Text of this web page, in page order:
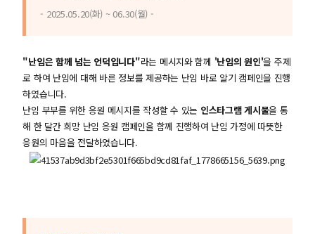
- 2025.05.20(화) ~ 06.30(월) -
"난임은 함께 넘는 언덕입니다"라는 메시지와 함께 '난임의 원인'을 주제
로 하여 난임에 대해 바른 정보를 제공하는 난임 바로 알기 캠페인을 진행
하였습니다.
난임 부부를 위한 응원 메시지를 작성할 수 있는 인스타그램 게시물을 통
해 한 달간 희망 난임 응원 캠페인을 함께 진행하여 난임 가정에 따뜻한
응원의 마음을 전달하였습니다.